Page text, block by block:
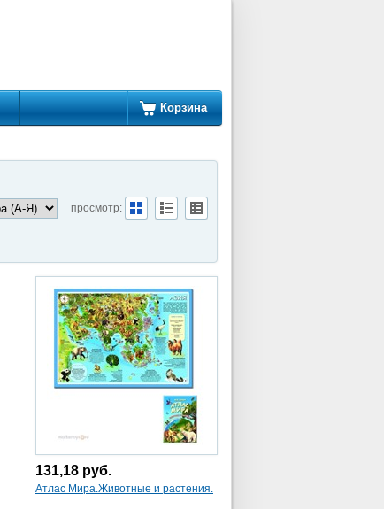
Корзина
просмотр:
131,18 руб.
Атлас Мира.Животные и растения.